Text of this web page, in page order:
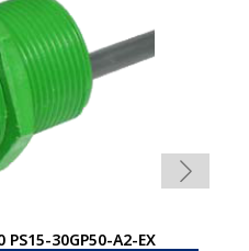
PS15-30GP50-A2-EX